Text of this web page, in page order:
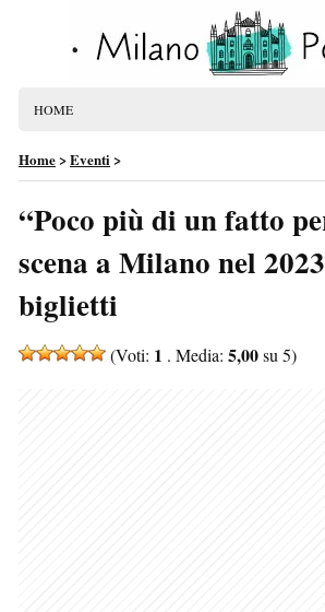
HOME
Home>Eventi>
“Poco più di un fatto
scena a Milano nel
biglietti
(Voti: 1 . Media: 5,00su 5)